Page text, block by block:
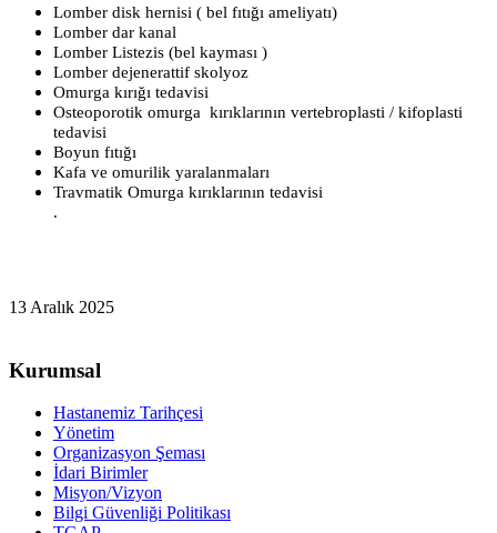
Lomber disk hernisi ( bel fıtığı ameliyatı)
Lomber dar kanal
Lomber Listezis (bel kayması )
Lomber dejenerattif skolyoz
Omurga kırığı tedavisi
Osteoporotik omurga kırıklarının vertebroplasti / kifoplasti
tedavisi
Boyun fıtığı
Kafa ve omurilik yaralanmaları
Travmatik Omurga kırıklarının tedavisi
.
13 Aralık 2025
Kurumsal
Hastanemiz Tarihçesi
Yönetim
Organizasyon Şeması
İdari Birimler
Misyon/Vizyon
Bilgi Güvenliği Politikası